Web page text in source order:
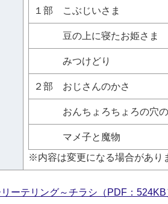
１部 こぶじいさま
豆の上に寝たお姫さま
みつけどり （
２部 おじさんのか
おんちょろちょろの穴の
マメ子と魔物 （
※内容は変更になる場合があり
ーテリング～チラシ（PDF：524KB